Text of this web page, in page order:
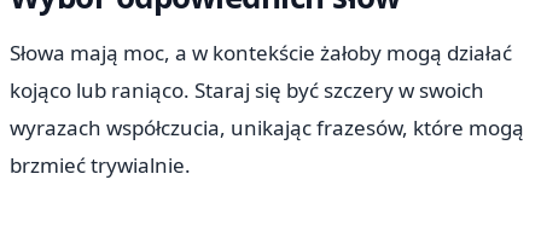
Słowa mają moc, a w kontekście żałoby mogą działać
kojąco lub raniąco. Staraj się być szczery w swoich
wyrazach współczucia, unikając frazesów, które mogą
brzmieć trywialnie.